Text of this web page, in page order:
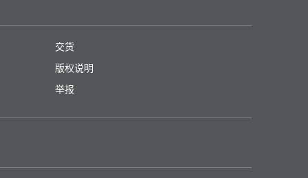
交货
版权说明
举报